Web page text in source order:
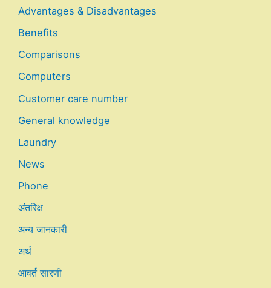
Advantages & Disadvantages
Benefits
Comparisons
Computers
Customer care number
General knowledge
Laundry
News
Phone
अंतरिक्ष
अन्य जानकारी
अर्थ
आवर्त सारणी